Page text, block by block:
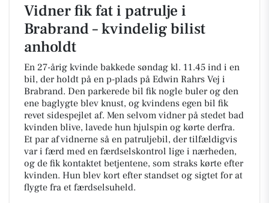
Vidner fik fat i patrulje i
Brabrand – kvindelig bilist
anholdt
En 27-årig kvinde bakkede søndag kl. 11.45 ind i en
bil, der holdt på en p-plads på Edwin Rahrs Vej i
Brabrand. Den parkerede bil fik nogle buler og den
ene baglygte blev knust, og kvindens egen bil fik
revet sidespejlet af. Men selvom vidner på stedet bad
kvinden blive, lavede hun hjulspin og kørte derfra.
Et par af vidnerne så en patruljebil, der tilfældigvis
var i færd med en færdselskontrol lige i nærheden,
og de fik kontaktet betjentene, som straks kørte efter
kvinden. Hun blev kort efter standset og sigtet for at
flygte fra et færdselsuheld.